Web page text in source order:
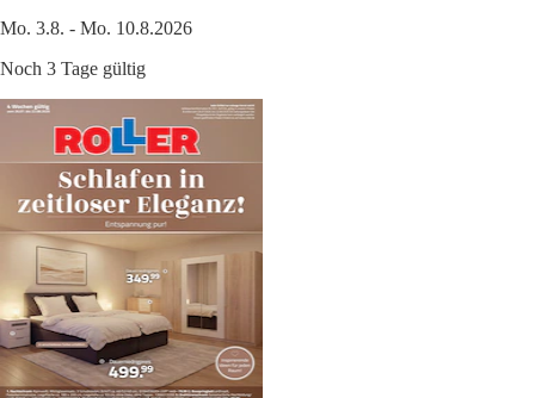
Mo. 3.8. - Mo. 10.8.2026
Noch 3 Tage gültig